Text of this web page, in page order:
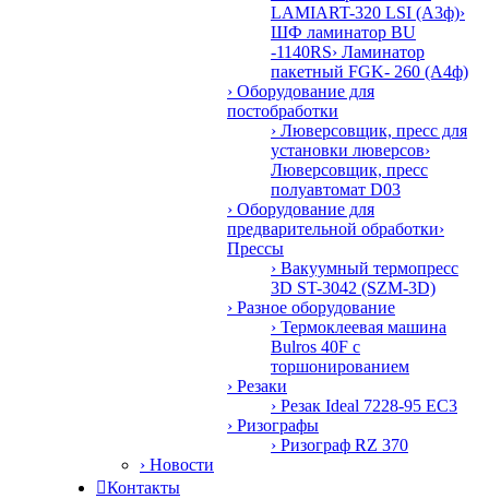
LAMIART-320 LSI (А3ф)›
ШФ ламинатор BU
-1140RS› Ламинатор
пакетный FGK- 260 (А4ф)
› Оборудование для
постобработки
› Люверсовщик, пресс для
установки люверсов›
Люверсовщик, пресс
полуавтомат D03
› Оборудование для
предварительной обработки›
Прессы
› Вакуумный термопресс
3D ST-3042 (SZM-3D)
› Разное оборудование
› Термоклеевая машина
Bulros 40F с
торшонированием
› Резаки
› Резак Ideal 7228-95 EC3
› Ризографы
› Ризограф RZ 370
› Новости
Контакты